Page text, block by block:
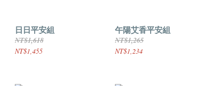
日日平安組
NT$1,618
NT$1,455
午陽艾香平安組
NT$1,265
NT$1,234